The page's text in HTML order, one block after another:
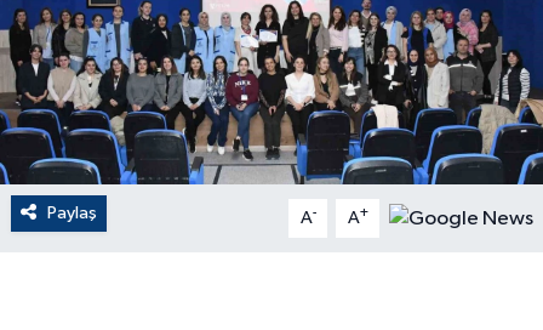
Paylaş A- A+
EKONOMİ
English News
Finans
Flaş Haber